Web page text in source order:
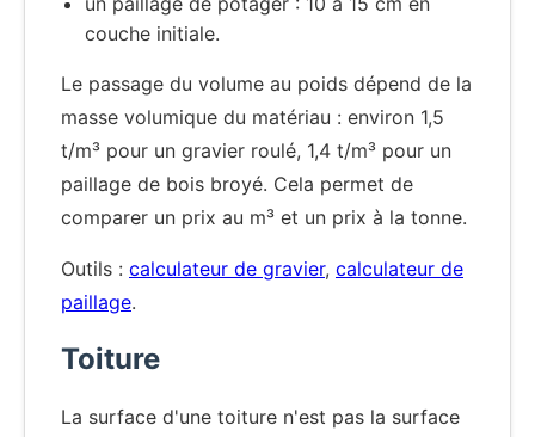
couche initiale.
Le passage du volume au poids dépend de la
masse volumique du matériau : environ 1,5
t/m³ pour un gravier roulé, 1,4 t/m³ pour un
paillage de bois broyé. Cela permet de
comparer un prix au m³ et un prix à la tonne.
Outils : calculateur de gravier, calculateur de
paillage.
Toiture
La surface d'une toiture n'est pas la surface